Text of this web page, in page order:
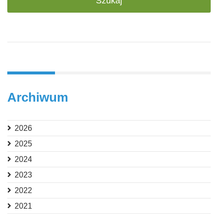
Archiwum
2026
2025
2024
2023
2022
2021